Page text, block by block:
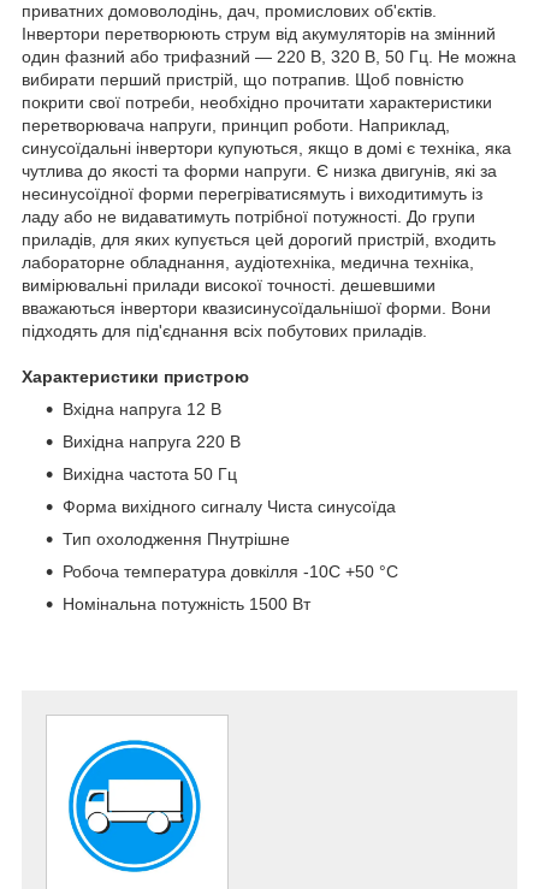
приватних домоволодінь, дач, промислових об'єктів.
Інвертори перетворюють струм від акумуляторів на змінний
один фазний або трифазний — 220 В, 320 В, 50 Гц. Не можна
вибирати перший пристрій, що потрапив. Щоб повністю
покрити свої потреби, необхідно прочитати характеристики
перетворювача напруги, принцип роботи. Наприклад,
синусоїдальні інвертори купуються, якщо в домі є техніка, яка
чутлива до якості та форми напруги. Є низка двигунів, які за
несинусоїдної форми перегріватисямуть і виходитимуть із
ладу або не видаватимуть потрібної потужності. До групи
приладів, для яких купується цей дорогий пристрій, входить
лабораторне обладнання, аудіотехніка, медична техніка,
вимірювальні прилади високої точності. дешевшими
вважаються інвертори квазисинусоїдальнішої форми. Вони
підходять для під'єднання всіх побутових приладів.
Характеристики пристрою
Вхідна напруга 12 В
Вихідна напруга 220 В
Вихідна частота 50 Гц
Форма вихідного сигналу Чиста синусоїда
Тип охолодження Пнутрішне
Робоча температура довкілля -10С +50 °C
Номінальна потужність 1500 Вт